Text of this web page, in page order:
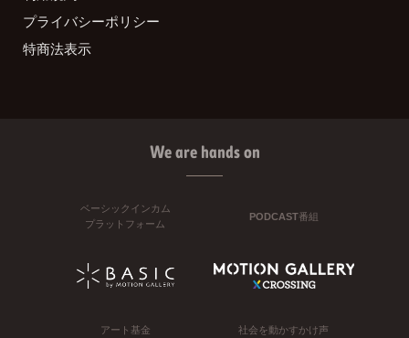
プライバシーポリシー
特商法表示
We are hands on
ベーシックインカム
プラットフォーム
PODCAST番組
アート基金 社会を動かすかけ声